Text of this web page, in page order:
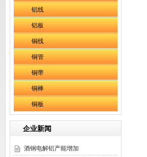
铝线
铝板
铜线
铜管
铜带
铜棒
铜板
企业新闻
酒钢电解铝产能增加